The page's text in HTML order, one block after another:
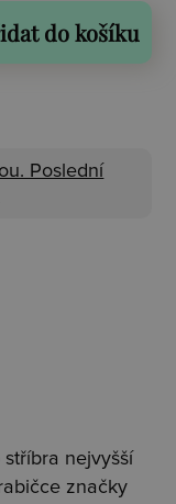
do košíku
Poslední
nejvyšší
značky